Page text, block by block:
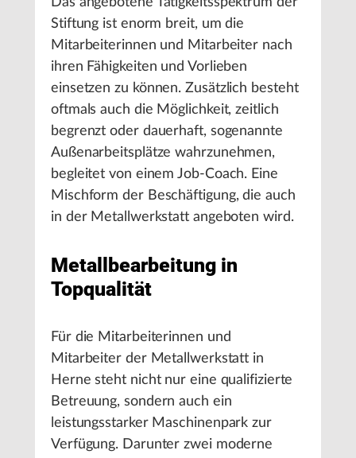
Stiftung ist enorm breit, um die
Mitarbeiterinnen und Mitarbeiter nach
ihren Fähigkeiten und Vorlieben
einsetzen zu können. Zusätzlich besteht
oftmals auch die Möglichkeit, zeitlich
begrenzt oder dauerhaft, sogenannte
Außenarbeitsplätze wahrzunehmen,
begleitet von einem Job-Coach. Eine
Mischform der Beschäftigung, die auch
in der Metallwerkstatt angeboten wird.
Metallbearbeitung in
Topqualität
Für die Mitarbeiterinnen und
Mitarbeiter der Metallwerkstatt in
Herne steht nicht nur eine qualifizierte
Betreuung, sondern auch ein
leistungsstarker Maschinenpark zur
Verfügung. Darunter zwei moderne